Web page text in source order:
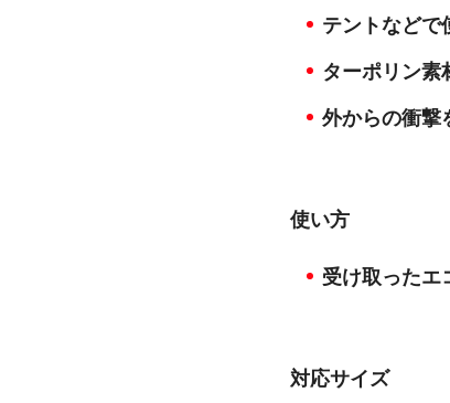
テントなどで
ターポリン素
外からの衝撃
使い方
受け取ったエ
対応サイズ